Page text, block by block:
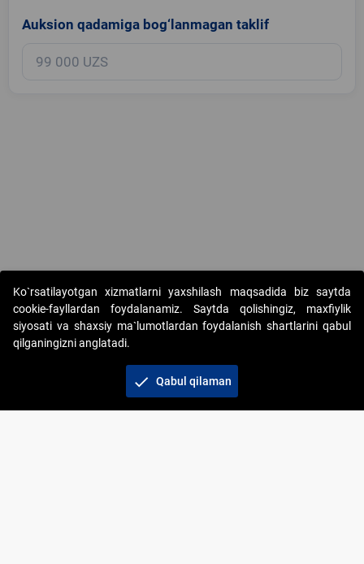
Auksion qadamiga bog‘lanmagan taklif
Copyright © 2017-2026. "Elektron onlayn-auksionlarni tashkil etish"
AJ. Barcha huquqlar himoyalangan
+998 71 202-21-11
Ko`rsatilayotgan xizmatlarni yaxshilash maqsadida biz saytda
cookie-fayllardan foydalanamiz. Saytda qolishingiz, maxfiylik
siyosati va shaxsiy ma`lumotlardan foydalanish shartlarini qabul
qilganingizni anglatadi.
check Qabul qilaman